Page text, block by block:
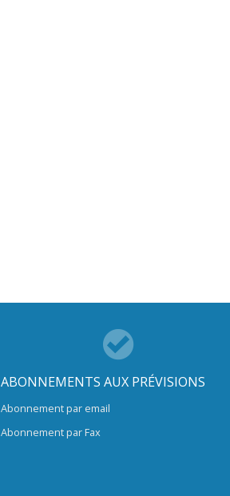
ABONNEMENTS AUX PRÉVISIONS
Abonnement par email
Abonnement par Fax